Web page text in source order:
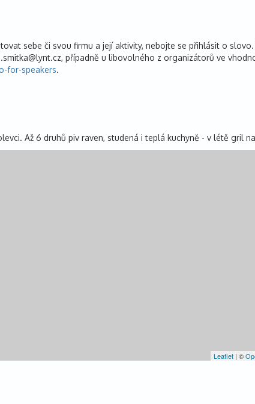
sebe či svou firmu a její aktivity, nebojte se přihlásit o slovo.
případně u libovolného z organizátorů ve
for-speakers.
Až 6 druhů piv raven, studená i teplá kuchyně - v létě gril
Leaflet | ©